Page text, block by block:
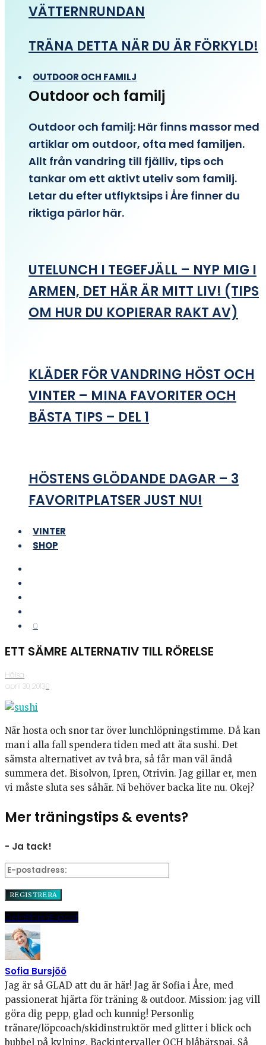
VÄTTERNRUNDAN
TRÄNA DETTA NÄR DU ÄR FÖRKYLD!
OUTDOOR OCH FAMILJ
Outdoor och familj
Outdoor och familj: Här finns massor med
artiklar om outdoor, ofta med familjen.
Allt från vandring till fjälliv, tips och
tankar om ett aktivt uteliv som familj.
Letar du efter utflyktsips i Åre finner du
riktiga pärlor här.
UTELUNCH I TEGEFJÄLL – NYP MIG I
ARMEN, DET HÄR ÄR MITT LIV! (TIPS
OM HUR DU KOPIERAR RAKT AV)
KLÄDER FÖR VANDRING HÖST OCH
VINTER – MINA FAVORITER OCH
BÄSTA TIPS – DEL 1
HÖSTENS GLÖDANDE DAGAR – 3
FAVORITPLATSER JUST NU!
VINTER
SHOP
0
ETT SÄMRE ALTERNATIV TILL RÖRELSE
Hälsa
·april 30, 2013·0
När hosta och snor tar över lunchlöpningstimme. Då kan
man i alla fall spendera tiden med att äta sushi. Det
sämsta alternativet av två bra, så får man väl ändå
summera det. Bisolvon, Ipren, Otrivin. Jag gillar er, men
vi måste sluta ses såhär. Ni behöver backa lite nu. Okej?
Mer träningstips & events?
- Ja tack!
DelaPinnaE-post
Sofia Bursjöö
Jag är så GLAD att du är här! Jag är Sofia i Åre, med
passionerat hjärta för träning & outdoor. Mission: jag vill
göra dig pepp, glad och kunnig! Personlig
tränare/löpcoach/skidinstruktör med glitter i blick och
bubbel på kylning. Backintervaller OCH blåbärspaj. Så